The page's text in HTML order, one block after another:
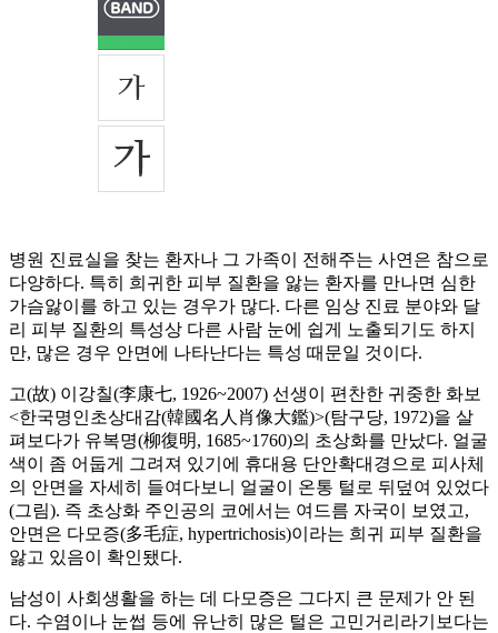
병원 진료실을 찾는 환자나 그 가족이 전해주는 사연은 참으로
다양하다. 특히 희귀한 피부 질환을 앓는 환자를 만나면 심한
가슴앓이를 하고 있는 경우가 많다. 다른 임상 진료 분야와 달
리 피부 질환의 특성상 다른 사람 눈에 쉽게 노출되기도 하지
만, 많은 경우 안면에 나타난다는 특성 때문일 것이다.
고(故) 이강칠(李康七, 1926~2007) 선생이 편찬한 귀중한 화보
<한국명인초상대감(韓國名人肖像大鑑)>(탐구당, 1972)을 살
펴보다가 유복명(柳復明, 1685~1760)의 초상화를 만났다. 얼굴
색이 좀 어둡게 그려져 있기에 휴대용 단안확대경으로 피사체
의 안면을 자세히 들여다보니 얼굴이 온통 털로 뒤덮여 있었다
(그림). 즉 초상화 주인공의 코에서는 여드름 자국이 보였고,
안면은 다모증(多毛症, hypertrichosis)이라는 희귀 피부 질환을
앓고 있음이 확인됐다.
남성이 사회생활을 하는 데 다모증은 그다지 큰 문제가 안 된
다. 수염이나 눈썹 등에 유난히 많은 털은 고민거리라기보다는